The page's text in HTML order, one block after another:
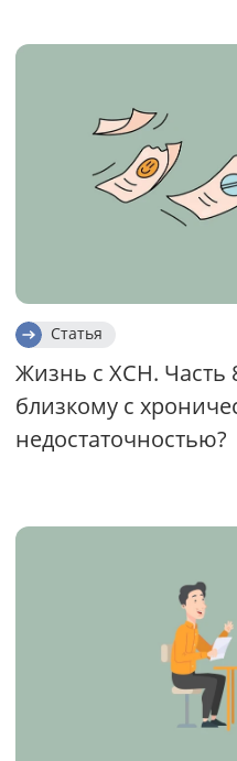
Статья
Жизнь с ХСН. Часть
близкому с
недостаточностью?